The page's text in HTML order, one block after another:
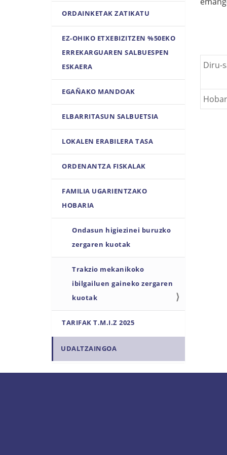
Diru-
ORDAINKETAK ZATIKATU
EZ-OHIKO ETXEBIZITZEN %50EKO
ERREKARGUAREN SALBUESPEN
ESKAERA
EGAÑAKO MANDOAK
ELBARRITASUN SALBUETSIA
LOKALEN ERABILERA TASA
ORDENANTZA FISKALAK
FAMILIA UGARIENTZAKO
HOBARIA
Ondasun higiezinei buruzko
zergaren kuotak
Trakzio mekanikoko
ibilgailuen gaineko zergaren
kuotak
TARIFAK T.M.I.Z 2025
UDALTZAINGOA